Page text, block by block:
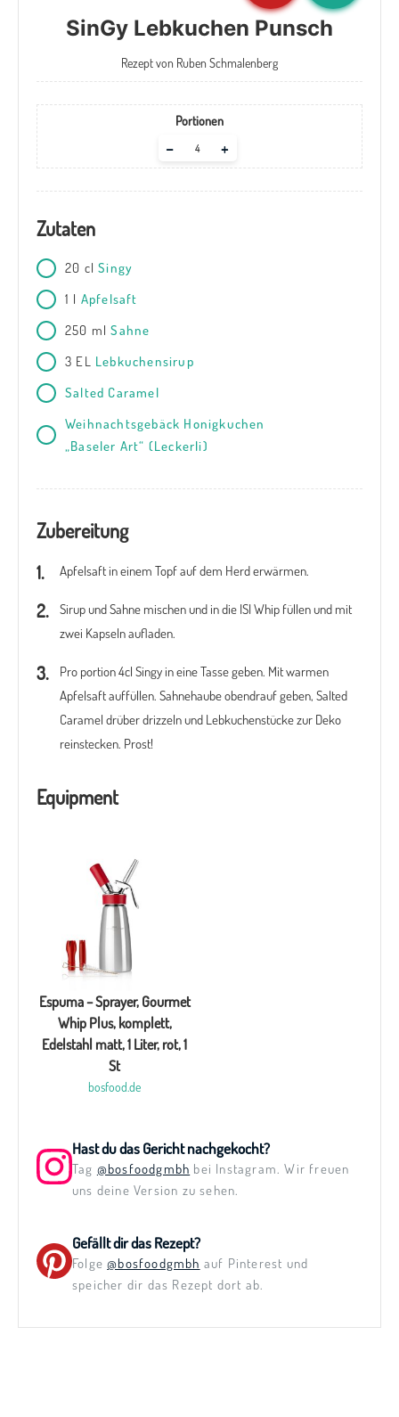
SinGy Lebkuchen Punsch
Rezept von Ruben Schmalenberg
Portionen
Adjust
+
–
Zutaten
20 cl Singy
1 l Apfelsaft
250 ml Sahne
3 EL Lebkuchensirup
Salted Caramel
Weihnachtsgebäck Honigkuchen
„Baseler Art“ (Leckerli)
Zubereitung
Apfelsaft in einem Topf auf dem Herd erwärmen.
Sirup und Sahne mischen und in die ISI Whip füllen und mit
zwei Kapseln aufladen.
Pro portion 4cl Singy in eine Tasse geben. Mit warmen
Apfelsaft auffüllen. Sahnehaube obendrauf geben, Salted
Caramel drüber drizzeln und Lebkuchenstücke zur Deko
reinstecken. Prost!
Equipment
Espuma – Sprayer, Gourmet
Whip Plus, komplett,
Edelstahl matt, 1 Liter, rot, 1
St
bosfood.de
Hast du das Gericht nachgekocht?
Tag @bosfoodgmbh bei Instagram. Wir freuen
uns deine Version zu sehen.
Gefällt dir das Rezept?
Folge@bosfoodgmbh auf Pinterest und
speicher dir das Rezept dort ab.